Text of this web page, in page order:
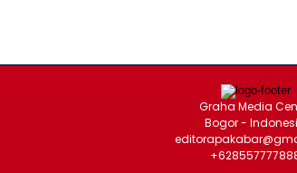
Graha Media
Bogor -